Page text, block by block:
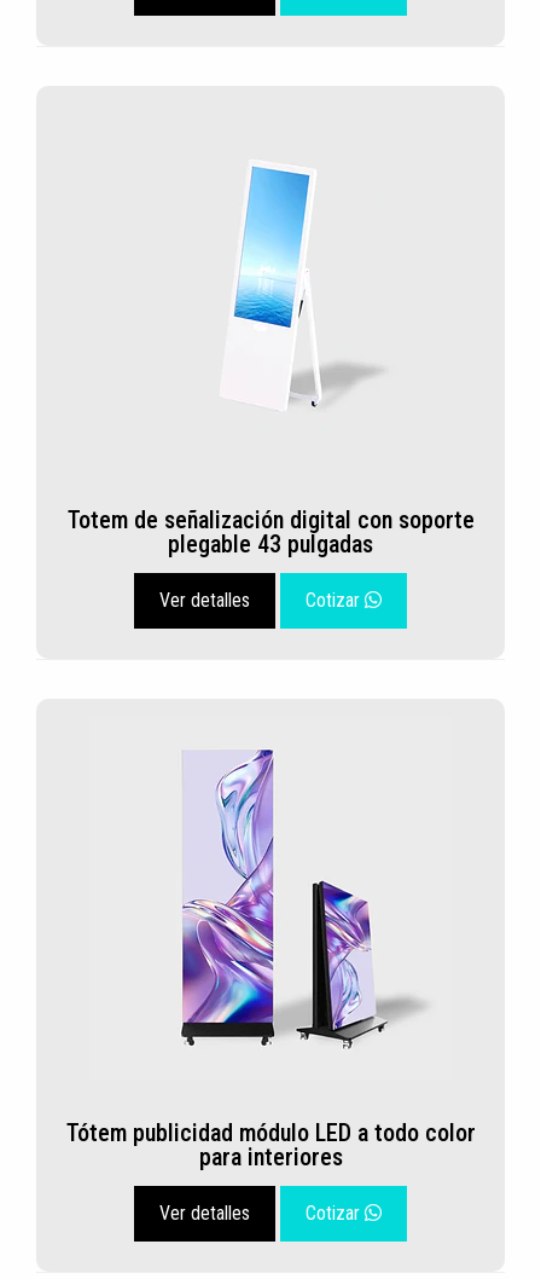
Totem de señalización digital con soporte
plegable 43 pulgadas
Ver detalles Cotizar
Tótem publicidad módulo LED a todo color
para interiores
Ver detalles Cotizar